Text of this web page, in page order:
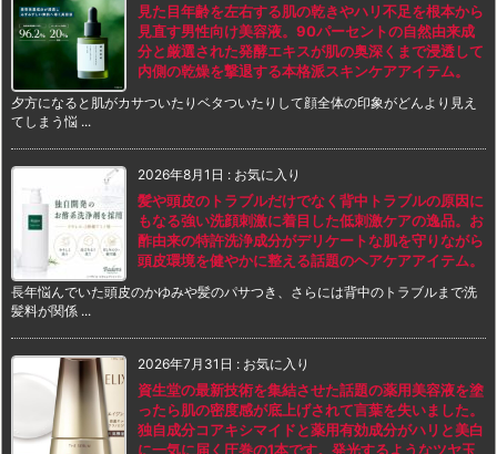
見た目年齢を左右する肌の乾きやハリ不足を根本から
見直す男性向け美容液。90パーセントの自然由来成
分と厳選された発酵エキスが肌の奥深くまで浸透して
内側の乾燥を撃退する本格派スキンケアアイテム。
夕方になると肌がカサついたりベタついたりして顔全体の印象がどんより見え
てしまう悩 ...
2026年8月1日 : お気に入り
髪や頭皮のトラブルだけでなく背中トラブルの原因に
もなる強い洗顔刺激に着目した低刺激ケアの逸品。お
酢由来の特許洗浄成分がデリケートな肌を守りながら
頭皮環境を健やかに整える話題のヘアケアアイテム。
長年悩んでいた頭皮のかゆみや髪のパサつき、さらには背中のトラブルまで洗
髪料が関係 ...
2026年7月31日 : お気に入り
資生堂の最新技術を集結させた話題の薬用美容液を塗
ったら肌の密度感が底上げされて言葉を失いました。
独自成分コアキシマイドと薬用有効成分がハリと美白
に一気に届く圧巻の1本です。発光するようなツヤ玉